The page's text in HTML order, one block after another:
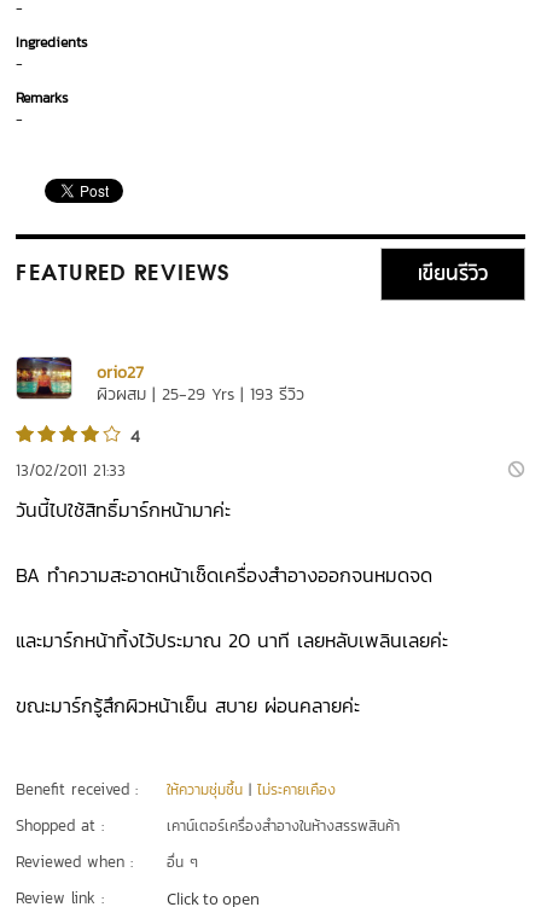
-
Ingredients
-
Remarks
-
FEATURED REVIEWS เขียนรีวิว
orio27
ผิวผสม | 25-29 Yrs | 193 รีวิว
4
13/02/2011 21:33
วันนี้ไปใช้สิทธิ์มาร์กหน้ามาค่ะ
BA ทำความสะอาดหน้าเช็ดเครื่องสำอางออกจนหมดจด
และมาร์กหน้าทิ้งไว้ประมาณ 20 นาที เลยหลับเพลินเลยค่ะ
ขณะมาร์กรู้สึกผิวหน้าเย็น สบาย ผ่อนคลายค่ะ
Benefit received : ให้ความชุ่มชื้น |ไม่ระคายเคือง
Shopped at : เคาน์เตอร์เครื่องสำอางในห้างสรรพสินค้า
Reviewed when : อื่น ๆ
Review link : Click to open